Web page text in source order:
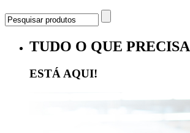
TUDO O QUE PRECISA
ESTÁ AQUI!